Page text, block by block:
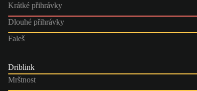
Krátké přihrávky
Dlouhé přihrávky
Faleš
Driblink
Mrštnost